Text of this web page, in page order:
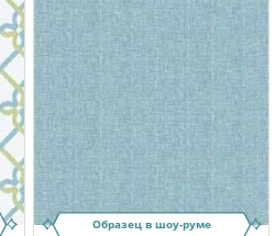
Образец в шоу-руме